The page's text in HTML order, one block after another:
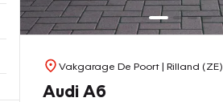
Vakgarage De Poort| Rilland (ZE)
Audi A6